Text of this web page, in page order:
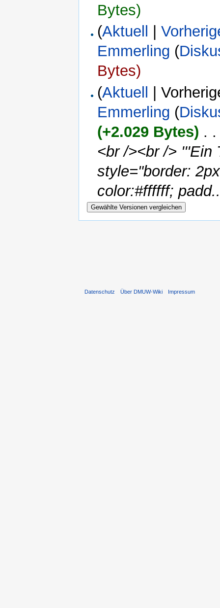
Bytes)
(Aktuell |
Emmerling (
Bytes)
(Aktuell |
Emmerling (
(+2.029 Bytes) . .
<br /><br /> '''Ein
style="border:
color:#ffffff;
Datenschutz Über DMUW-Wiki Impressum